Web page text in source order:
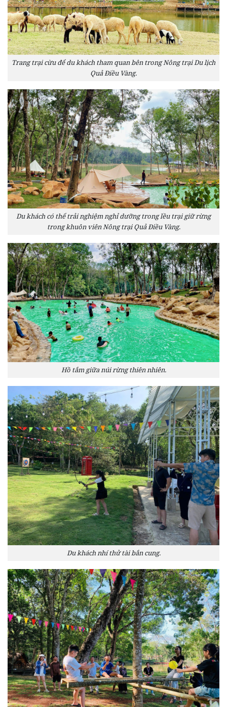
Trang trại cừu để du khách tham quan bên trong Nông trại Du lịch
Quả Điều Vàng.
Du khách có thể trải nghiệm nghỉ dưỡng trong lều trại giữ rừng
trong khuôn viên Nông trại Quả Điều Vàng.
Hồ tắm giữa núi rừng thiên nhiên.
Du khách nhí thử tài bắn cung.